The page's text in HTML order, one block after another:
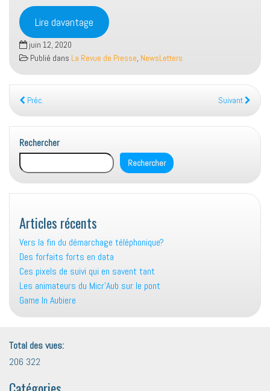
Lire davantage
juin 12, 2020
Publié dans La Revue de Presse, NewsLetters
Préc. Suivant
Rechercher
Rechercher
Articles récents
Vers la fin du démarchage téléphonique?
Des forfaits forts en data
Ces pixels de suivi qui en savent tant
Les animateurs du Micr’Aub sur le pont
Game In Aubiere
Total des vues:
206 322